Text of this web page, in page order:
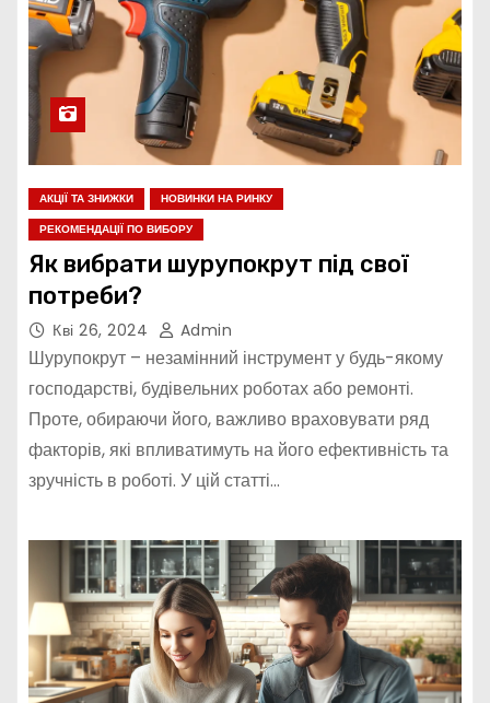
АКЦІЇ ТА ЗНИЖКИ
НОВИНКИ НА РИНКУ
РЕКОМЕНДАЦІЇ ПО ВИБОРУ
Як вибрати шурупокрут під свої
потреби?
Кві 26, 2024 Admin
Шурупокрут – незамінний інструмент у будь-якому
господарстві, будівельних роботах або ремонті.
Проте, обираючи його, важливо враховувати ряд
факторів, які впливатимуть на його ефективність та
зручність в роботі. У цій статті…